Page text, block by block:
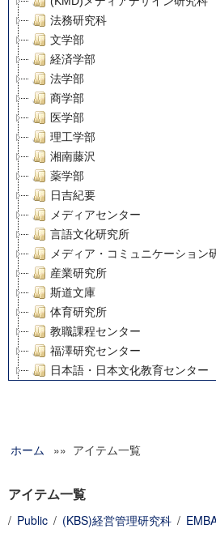
法務研究科
文学部
経済学部
法学部
商学部
医学部
理工学部
湘南藤沢
薬学部
日吉紀要
メディアセンター
言語文化研究所
メディア・コミュニケーション
産業研究所
斯道文庫
体育研究所
教職課程センター
福澤研究センター
日本語・日本文化教育センター
グローバルリサーチインスティ
科学研究費補助金研究成果報告書
慶應義塾大学グローバルCOE
ホーム »» アイテム一覧
アイテム一覧
/ Public / (KBS)経営管理研究科 /